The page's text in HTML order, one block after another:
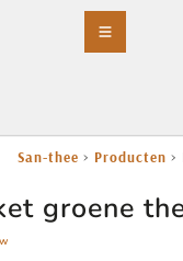
San-thee > Producten >
groene